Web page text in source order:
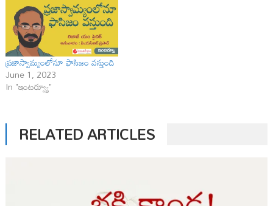
ప్రజాస్వామ్యంలోనూ ఫాసిజం వస్తుంది
June 1, 2023
In "ఇంటర్వ్యూ"
RELATED ARTICLES